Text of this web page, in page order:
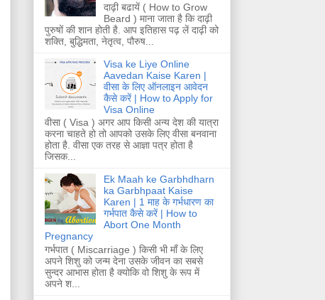
दाढ़ी बढायें ( How to Grow
Beard ) माना जाता है कि दाढ़ी
पुरुषों की शान होती है. आप इतिहास पढ़ लें दाढ़ी को
शक्ति, बुद्धिमता, नेतृत्व, पौरुष...
Visa ke Liye Online
Aavedan Kaise Karen |
वीसा के लिए ऑनलाइन आवेदन
कैसे करें | How to Apply for
Visa Online
वीसा ( Visa ) अगर आप किसी अन्य देश की यात्रा
करना चाहते हो तो आपको उसके लिए वीसा बनवाना
होता है. वीसा एक तरह से आज्ञा पत्र होता है
जिसक...
Ek Maah ke Garbhdharn
ka Garbhpaat Kaise
Karen | 1 माह के गर्भधारण का
गर्भपात कैसे करें | How to
Abort One Month
Pregnancy
गर्भपात ( Miscarriage ) किसी भी माँ के लिए
अपने शिशु को जन्म देना उसके जीवन का सबसे
सुन्दर आभास होता है क्योकि वो शिशु के रूप में
अपने श...